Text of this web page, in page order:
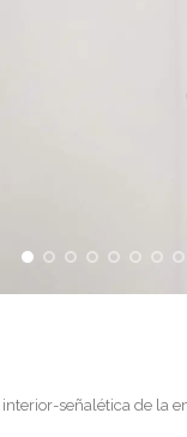
señalética de la